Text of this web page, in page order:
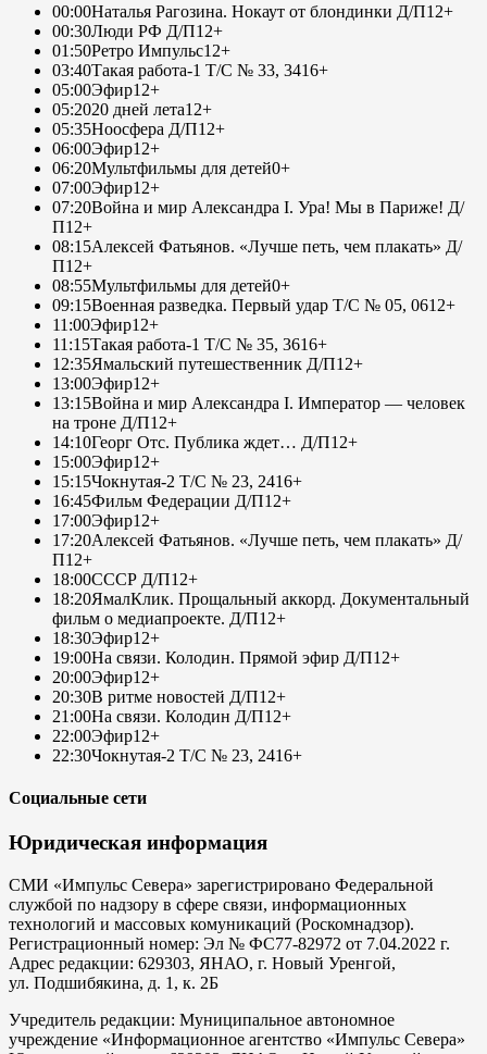
00:00Наталья Рагозина. Нокаут от блондинки Д/П12+
00:30Люди РФ Д/П12+
01:50Ретро Импульс12+
03:40Такая работа-1 Т/С № 33, 3416+
05:00Эфир12+
05:2020 дней лета12+
05:35Ноосфера Д/П12+
06:00Эфир12+
06:20Мультфильмы для детей0+
07:00Эфир12+
07:20Война и мир Александра I. Ура! Мы в Париже! Д/
П12+
08:15Алексей Фатьянов. «Лучше петь, чем плакать» Д/
П12+
08:55Мультфильмы для детей0+
09:15Военная разведка. Первый удар Т/С № 05, 0612+
11:00Эфир12+
11:15Такая работа-1 Т/С № 35, 3616+
12:35Ямальский путешественник Д/П12+
13:00Эфир12+
13:15Война и мир Александра I. Император — человек
на троне Д/П12+
14:10Георг Отс. Публика ждет… Д/П12+
15:00Эфир12+
15:15Чокнутая-2 Т/С № 23, 2416+
16:45Фильм Федерации Д/П12+
17:00Эфир12+
17:20Алексей Фатьянов. «Лучше петь, чем плакать» Д/
П12+
18:00СССР Д/П12+
18:20ЯмалКлик. Прощальный аккорд. Документальный
фильм о медиапроекте. Д/П12+
18:30Эфир12+
19:00На связи. Колодин. Прямой эфир Д/П12+
20:00Эфир12+
20:30В ритме новостей Д/П12+
21:00На связи. Колодин Д/П12+
22:00Эфир12+
22:30Чокнутая-2 Т/С № 23, 2416+
Социальные сети
Юридическая информация
СМИ «Импульс Севера» зарегистрировано Федеральной
службой по надзору в сфере связи, информационных
технологий и массовых комуникаций (Роскомнадзор).
Регистрационный номер: Эл № ФС77-82972 от 7.04.2022 г.
Адрес редакции: 629303, ЯНАО, г. Новый Уренгой,
ул. Подшибякина, д. 1, к. 2Б
Учредитель редакции: Муниципальное автономное
учреждение «Информационное агентство «Импульс Севера»